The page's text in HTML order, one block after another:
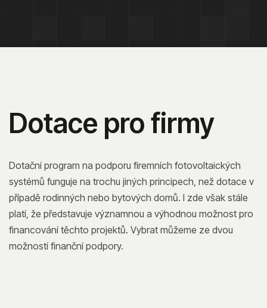
Dotace pro firmy
Dotační program na podporu firemních fotovoltaických
systémů funguje na trochu jiných principech, než dotace v
případě rodinných nebo bytových domů. I zde však stále
platí, že představuje významnou a výhodnou možnost pro
financování těchto projektů. Vybrat můžeme ze dvou
možností finanční podpory.